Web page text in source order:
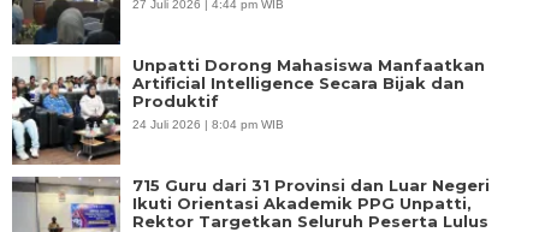
27 Juli 2026 | 4:44 pm WIB
Unpatti Dorong Mahasiswa Manfaatkan
Artificial Intelligence Secara Bijak dan
Produktif
24 Juli 2026 | 8:04 pm WIB
715 Guru dari 31 Provinsi dan Luar Negeri
Ikuti Orientasi Akademik PPG Unpatti,
Rektor Targetkan Seluruh Peserta Lulus